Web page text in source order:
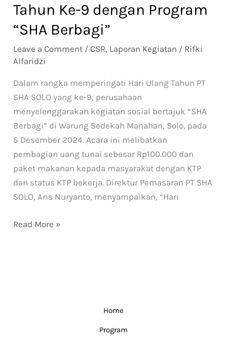
Tahun Ke-9 dengan Program
“SHA Berbagi”
Leave a Comment / CSR, Laporan Kegiatan / Rifki
Alfaridzi
Dalam rangka memperingati Hari Ulang Tahun PT
SHA SOLO yang ke-9, perusahaan
menyelenggarakan kegiatan sosial bertajuk “SHA
Berbagi” di Warung Sedekah Manahan, Solo, pada
5 Desember 2024. Acara ini melibatkan
pembagian uang tunai sebesar Rp100.000 dan
paket makanan kepada masyarakat dengan KTP
dan status KTP bekerja. Direktur Pemasaran PT SHA
SOLO, Aris Nuryanto, menyampaikan, “Hari
Read More »
Home
Program